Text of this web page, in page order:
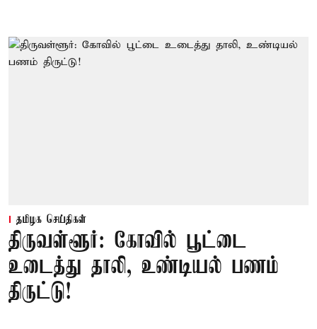
தமிழக செய்திகள்
திருவள்ளூர்: கோவில் பூட்டை
உடைத்து தாலி, உண்டியல் பணம்
திருட்டு!